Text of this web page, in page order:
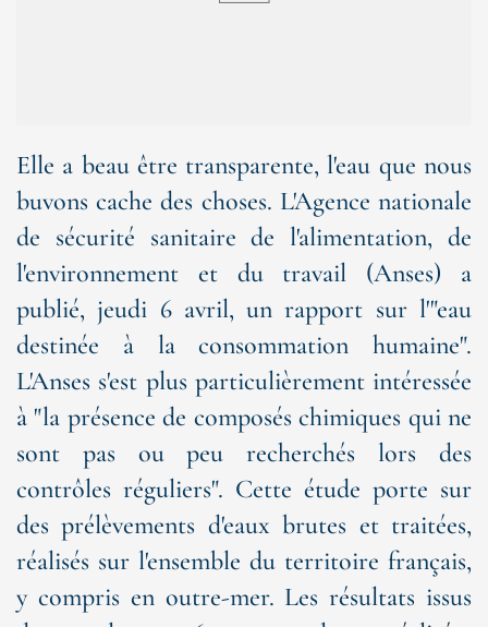
Elle a beau être transparente, l'eau que nous
buvons cache des choses. L'Agence nationale
de sécurité sanitaire de l'alimentation, de
l'environnement et du travail (Anses) a
publié, jeudi 6 avril, un rapport sur l'"eau
destinée à la consommation humaine".
L'Anses s'est plus particulièrement intéressée
à "la présence de composés chimiques qui ne
sont pas ou peu recherchés lors des
contrôles réguliers". Cette étude porte sur
des prélèvements d'eaux brutes et traitées,
réalisés sur l'ensemble du territoire français,
y compris en outre-mer. Les résultats issus